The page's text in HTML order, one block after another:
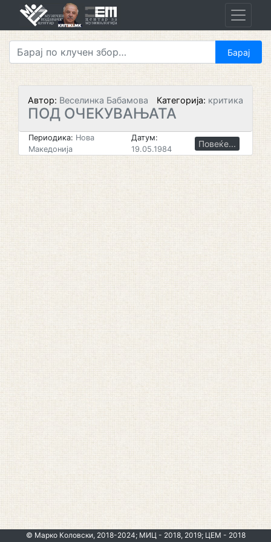
Автор: Веселинка Бабамова Категорија: критика
ПОД ОЧЕКУВАЊАТА
Периодика: Нова
Македонија
Датум:
19.05.1984
Повеќе...
© Марко Коловски, 2018-2024; МИЦ - 2018, 2019; ЦЕМ - 2018